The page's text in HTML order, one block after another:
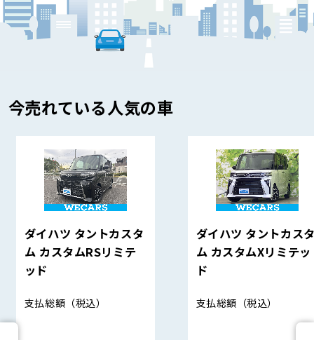
今売れている人気の車
ダイハツ タントカスタ
ム カスタムRSリミテ
ッド
支払総額 （税込）
ダイハツ タントカス
ム カスタムXリミテッ
ド
支払総額 （税込）